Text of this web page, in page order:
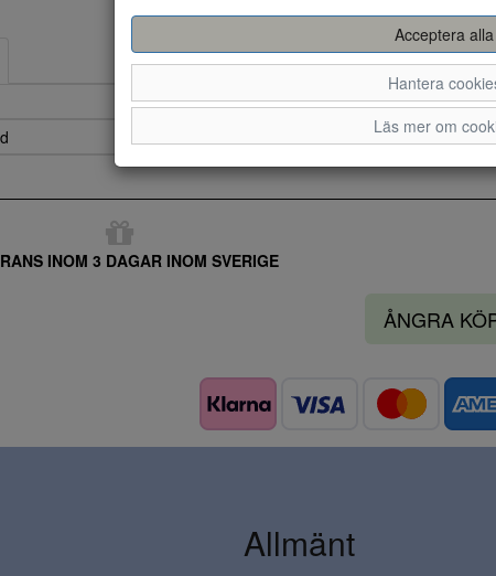
36
INOM 3 DAGAR INOM SVERIGE
ÅNGRA
Acceptera alla
Hantera
Läs mer om
Allmänt